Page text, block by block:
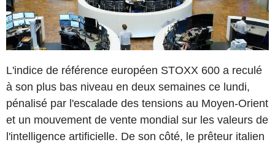
L'indice de référence européen STOXX 600 a reculé
à son plus bas niveau en deux semaines ce lundi,
pénalisé par l'escalade des tensions au Moyen-Orient
et un mouvement de vente mondial sur les valeurs de
l'intelligence artificielle. De son côté, le prêteur italien